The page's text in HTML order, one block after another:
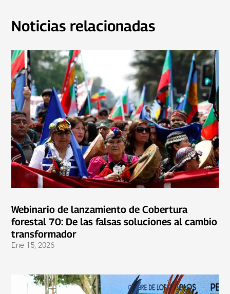
Noticias relacionadas
Webinario de lanzamiento de Cobertura
forestal 70: De las falsas soluciones al cambio
transformador
Ene 15, 2026